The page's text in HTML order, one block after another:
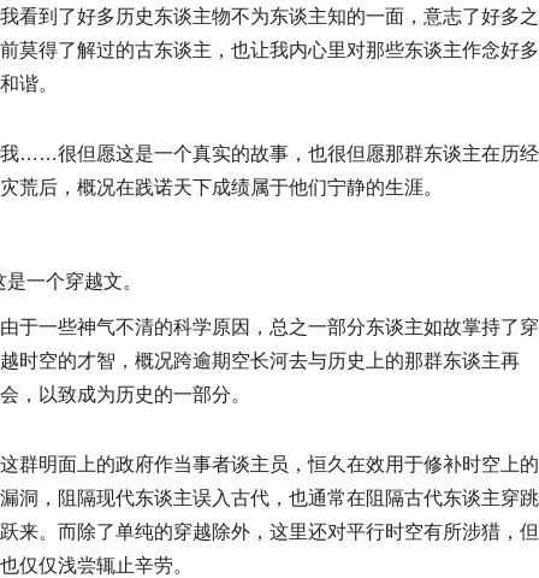
我看到了好多历史东谈主物不为东谈主知的一面，意志了好多之
前莫得了解过的古东谈主，也让我内心里对那些东谈主作念好多
和谐。
我……很但愿这是一个真实的故事，也很但愿那群东谈主在历经
灾荒后，概况在践诺天下成绩属于他们宁静的生涯。
是一个穿越文。
由于一些神气不清的科学原因，总之一部分东谈主如故掌持了穿
越时空的才智，概况跨逾期空长河去与历史上的那群东谈主再
会，以致成为历史的一部分。
这群明面上的政府作当事者谈主员，恒久在效用于修补时空上的
漏洞，阻隔现代东谈主误入古代，也通常在阻隔古代东谈主穿跳
跃来。而除了单纯的穿越除外，这里还对平行时空有所涉猎，但
也仅仅浅尝辄止辛劳。